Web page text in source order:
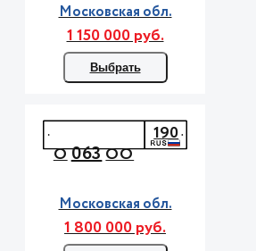
Московская обл.
1 150 000 руб.
Выбрать
О063ОО
190
Московская обл.
1 800 000 руб.